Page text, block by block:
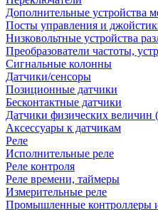
Дополнительные устройства
Посты управления и
Низковольтные устройства
Преобразователи частоты,
Сигнальные колонны
Датчики/сенсоры
Позиционные датчики
Бесконтактные датчики
Датчики физических величин
Аксессуары к датчикам
Реле
Исполнительные реле
Реле контроля
Реле времени, таймеры
Измерительные реле
Промышленные контроллеры и